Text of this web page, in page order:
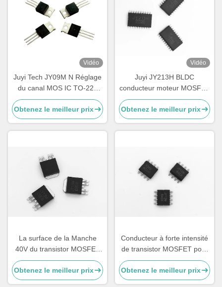
Vidéo
Juyi Tech JY09M N Réglage
du canal MOS IC TO-220
70V90A
Obtenez le meilleur prix
Vidéo
Juyi JY213H BLDC
conducteur moteur MOSFET
/ IGBT conducteur haute
vitesse 3 - phase demi - pont
Obtenez le meilleur prix
La surface de la Manche
40V du transistor MOSFET
N et du P de conducteur de
moteur de JY13M BLDC
montent
Obtenez le meilleur prix
Conducteur à forte intensité
de transistor MOSFET pour
le conducteur de moteur de
BLDC, transistor MOSFET
de montage en pont de 30A
Obtenez le meilleur prix